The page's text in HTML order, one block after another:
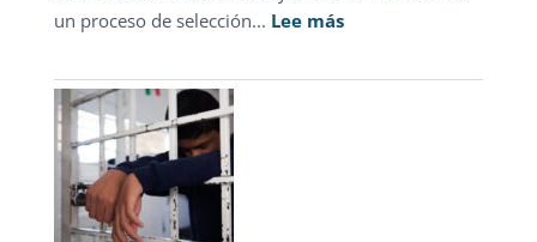
un proceso de selección... Lee más:
julio